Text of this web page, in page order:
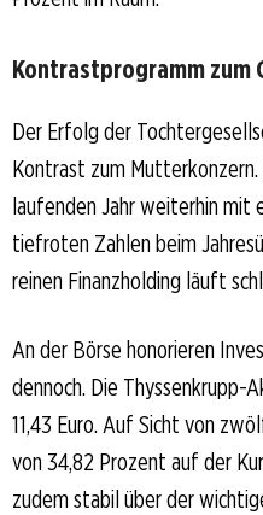
Kontrastprogramm zum
Der Erfolg der
Kontrast zum
laufenden Jahr weiterhin mit
tiefroten Zahlen beim
reinen Finanzholding läuft
An der Börse honorieren
dennoch. Die
11,43 Euro. Auf Sicht von
von 34,82 Prozent auf der
zudem stabil über der